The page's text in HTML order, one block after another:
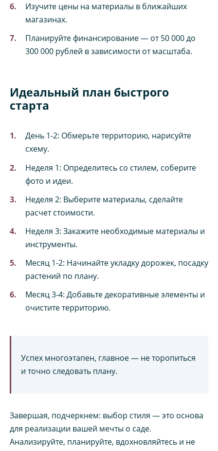
Изучите цены на материалы в ближайших
магазинах.
Планируйте финансирование — от 50 000 до
300 000 рублей в зависимости от масштаба.
Идеальный план быстрого
старта
День 1-2: Обмерьте территорию, нарисуйте
схему.
Неделя 1: Определитесь со стилем, соберите
фото и идеи.
Неделя 2: Выберите материалы, сделайте
расчет стоимости.
Неделя 3: Закажите необходимые материалы и
инструменты.
Месяц 1-2: Начинайте укладку дорожек, посадку
растений по плану.
Месяц 3-4: Добавьте декоративные элементы и
очистите территорию.
Успех многоэтапен, главное — не торопиться
и точно следовать плану.
Завершая, подчеркнем: выбор стиля — это основа
для реализации вашей мечты о саде.
Анализируйте, планируйте, вдохновляйтесь и не